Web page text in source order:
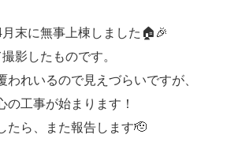
末に無事上棟しました🏠🎉
影したものです。
われいるので見えづらいですが、
の工事が始まります！
たら、また報告します🫡